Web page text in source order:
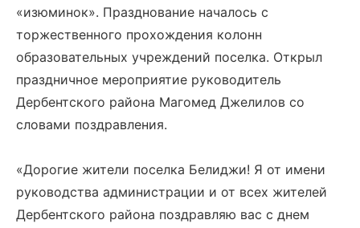
«изюминок». Празднование началось с
торжественного прохождения колонн
образовательных учреждений поселка. Открыл
праздничное мероприятие руководитель
Дербентского района Магомед Джелилов со
словами поздравления.
«Дорогие жители поселка Белиджи! Я от имени
руководства администрации и от всех жителей
Дербентского района поздравляю вас с днем